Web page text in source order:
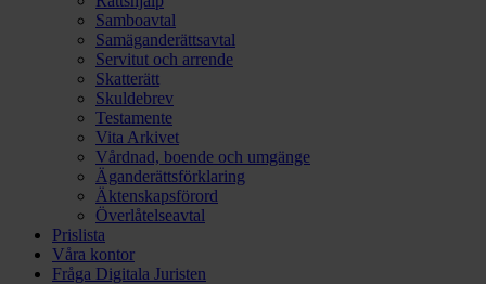
Samboavtal
Samäganderättsavtal
Servitut och arrende
Skatterätt
Skuldebrev
Testamente
Vita Arkivet
Vårdnad, boende och umgänge
Äganderättsförklaring
Äktenskapsförord
Överlåtelseavtal
Prislista
Våra kontor
Fråga Digitala Juristen